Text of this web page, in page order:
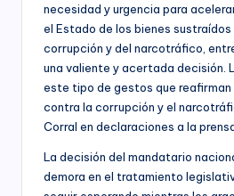
necesidad y urgencia para
el Estado de los bienes sustraídos
corrupción y del narcotráfico,
una valiente y acertada decisión.
este tipo de gestos que reafirman
contra la corrupción y el
Corral en declaraciones a la
La decisión del mandatario
demora en el tratamiento